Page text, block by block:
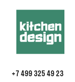
+7 499 325 49 23